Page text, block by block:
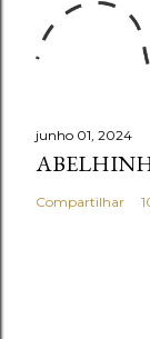
junho 01, 2024
Compartilhar